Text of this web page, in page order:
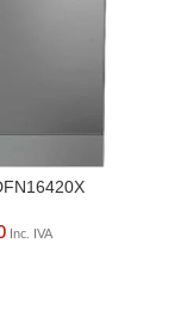
Inc. IVA